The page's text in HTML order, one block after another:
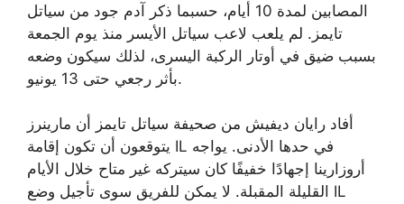
المصابين لمدة 10 أيام، حسبما ذكر آدم جود من سياتل
تايمز. لم يلعب لاعب سياتل الأيسر منذ يوم الجمعة
بسبب ضيق في أوتار الركبة اليسرى، لذلك سيكون وضعه
بأثر رجعي حتى 13 يونيو.
أفاد رايان ديفيش من صحيفة سياتل تايمز أن مارينرز
يتوقعون أن تكون إقامة IL في حدها الأدنى. يواجه
أروزارينا إجهادًا خفيفًا كان سيتركه غير متاح خلال الأيام
القليلة المقبلة. لا يمكن للفريق سوى تأجيل وضع IL